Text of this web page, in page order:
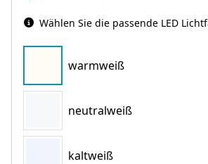
Wählen Sie die passende LED
warmweiß
neutralweiß
kaltweiß